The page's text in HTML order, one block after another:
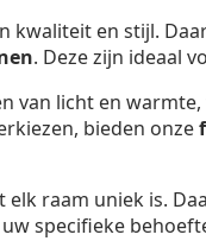
kwaliteit en stijl.
. Deze zijn ideaal
van licht en
bieden onze
elk raam uniek is.
specifieke